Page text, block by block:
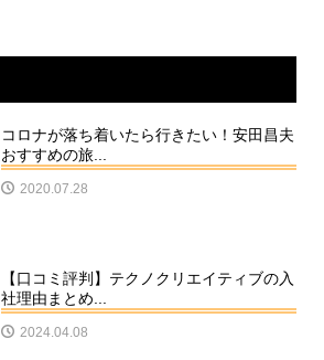
コロナが落ち着いたら行きたい！安田昌夫
おすすめの旅...
2020.07.28
【口コミ評判】テクノクリエイティブの入
社理由まとめ...
2024.04.08